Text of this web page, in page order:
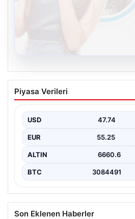
Kelebek chat adresi İle
İletişimin Sertifikalı
Sanal dünyasında bireylerin
olarak…
Piyasa Verileri
USD 47.74
EUR 55.25
ALTIN 6660.6
BTC 3084491
Son Eklenen Haberler